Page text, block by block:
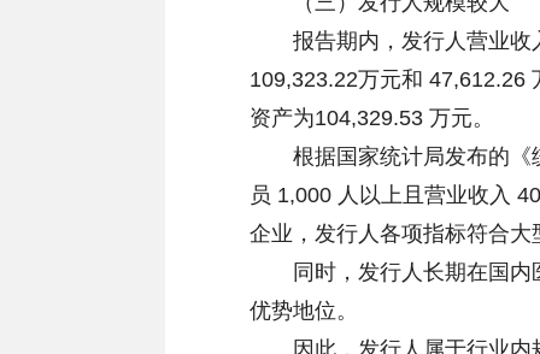
报告期内，发行人营业收
109,323.22万元和 47,612.26
资产为104,329.53 万元。
根据国家统计局发布的《
员 1,000 人以上且营业收入
企业，发行人各项指标符合
同时，发行人长期在国内
优势地位。
因此，发行人属于行业内